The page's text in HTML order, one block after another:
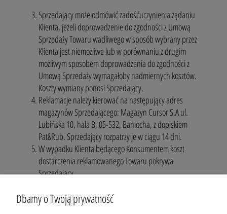
Sprzedający może odmówić zadośćuczynienia żądaniu
Klienta, jeżeli doprowadzenie do zgodności z Umową
Sprzedaży Towaru wadliwego w sposób wybrany przez
Klienta jest niemożliwe lub w porównaniu z drugim
możliwym sposobem doprowadzenia do zgodności z
Umową Sprzedaży wymagałoby nadmiernych kosztów.
Koszty wymiany ponosi Sprzedający.
Reklamacje należy kierować na następujący adres
magazynów Sprzedającego: Magazyn Cursor S.A ul.
Lubińska 10, hala B, 05-532, Baniocha, z dopiskiem
Pat&Rub. Sprzedający rozpatrzy je w ciągu 14 dni.
W wypadku Klienta będącego Konsumentem koszt
dostarczenia reklamowanego Towaru pokrywa
Sprzedający.
Dbamy o Twoją prywatność